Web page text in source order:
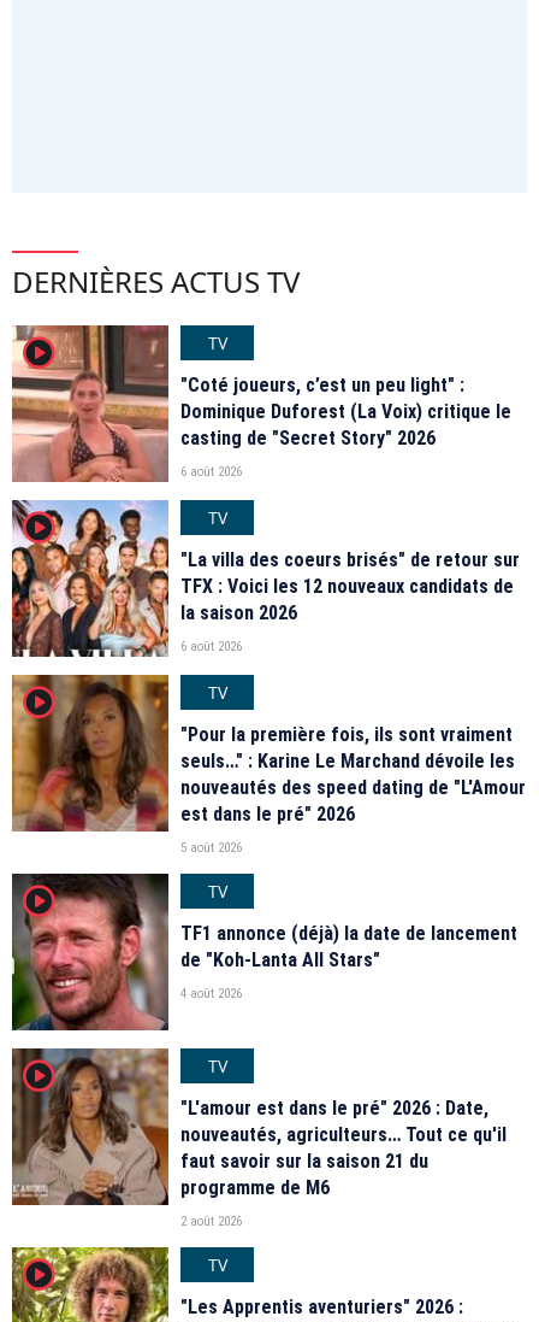
DERNIÈRES ACTUS TV
player2
TV
"Coté joueurs, c’est un peu light" :
Dominique Duforest (La Voix) critique le
casting de "Secret Story" 2026
6 août 2026
player2
TV
"La villa des coeurs brisés" de retour sur
TFX : Voici les 12 nouveaux candidats de
la saison 2026
6 août 2026
player2
TV
"Pour la première fois, ils sont vraiment
seuls…" : Karine Le Marchand dévoile les
nouveautés des speed dating de "L'Amour
est dans le pré" 2026
5 août 2026
player2
TV
TF1 annonce (déjà) la date de lancement
de "Koh-Lanta All Stars"
4 août 2026
player2
TV
"L'amour est dans le pré" 2026 : Date,
nouveautés, agriculteurs… Tout ce qu'il
faut savoir sur la saison 21 du
programme de M6
2 août 2026
player2
TV
"Les Apprentis aventuriers" 2026 :